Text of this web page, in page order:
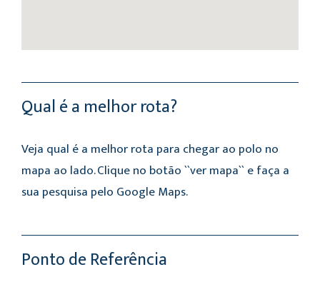
Qual é a melhor rota?
Veja qual é a melhor rota para chegar ao polo no
mapa ao lado. Clique no botão ``ver mapa`` e faça a
sua pesquisa pelo Google Maps.
Ponto de Referência